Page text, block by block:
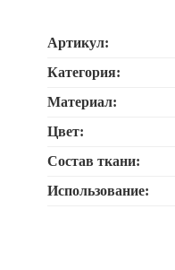
Артикул:
Категория:
Материал:
Цвет:
Состав ткани:
Использование: